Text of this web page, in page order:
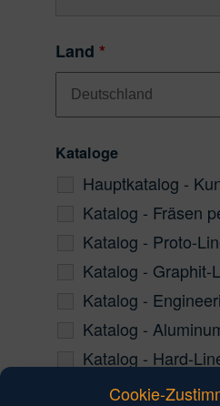
Cookie-
Land *
Kataloge
Hauptkatalog -
Katalog - Fräsen
Katalog - Proto-
Katalog - Graphit-
Katalog -
Katalog -
Katalog - Hard-
Katalog -